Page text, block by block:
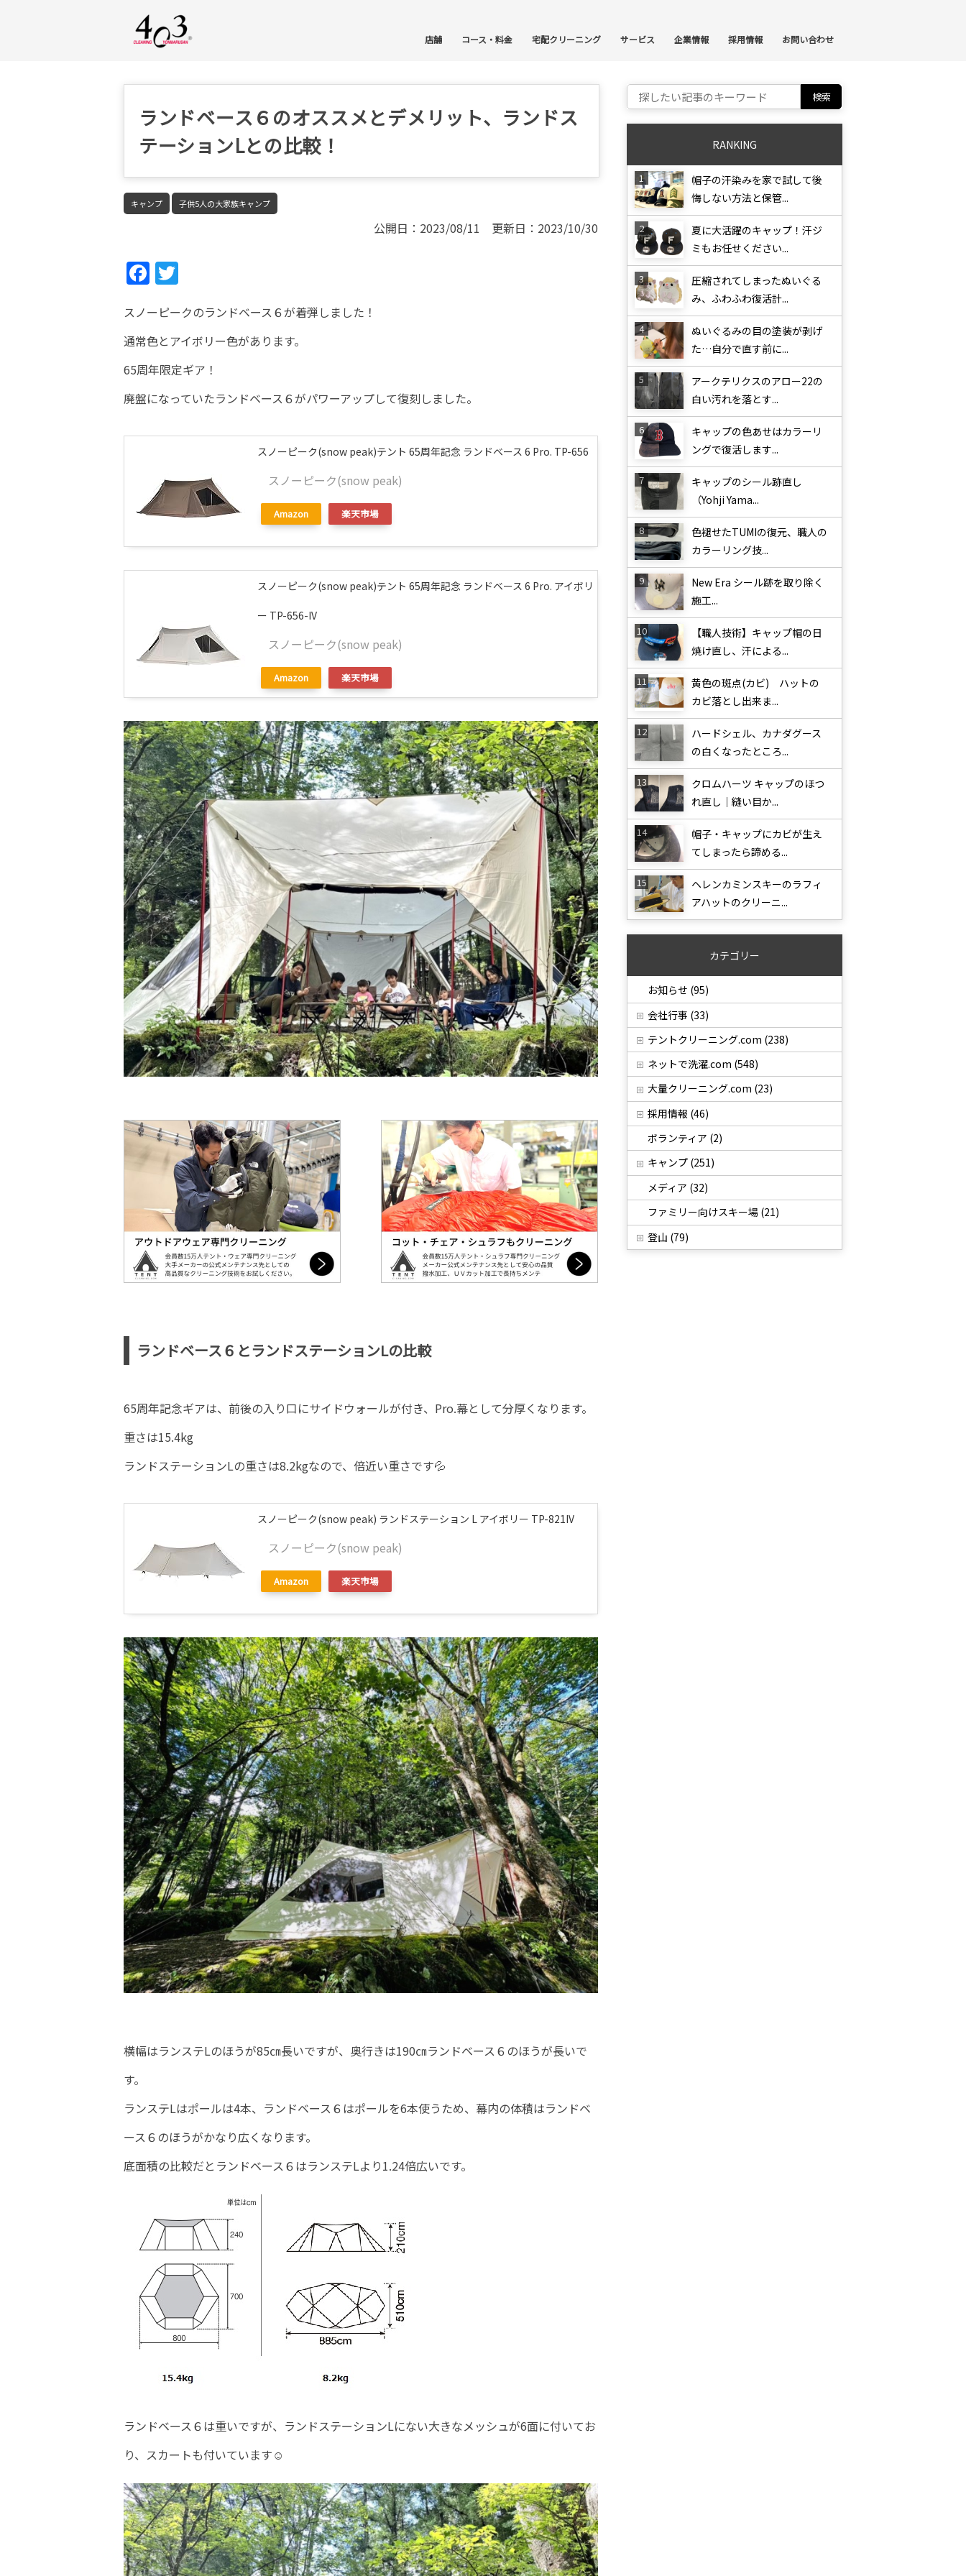
店舗 コース・料金 宅配クリーニング サービス 企業情報 採用情報 お問い合わせ
ランドベース６のオススメとデメリット、ランドス
テーションLとの比較！
キャンプ 子供5人の大家族キャンプ
公開日：2023/08/11 更新日：2023/10/30
Fac
ok
スノーピークのランドベース６が着弾しました！
通常色とアイボリー色があります。
65周年限定ギア！
廃盤になっていたランドベース６がパワーアップして復刻しました。
スノーピーク(snow peak)テント 65周年記念 ランドベース 6 Pro. TP-656
スノーピーク(snow peak)
Amazon 楽天市場
スノーピーク(snow peak)テント 65周年記念 ランドベース 6 Pro. アイボリ
ー TP-656-IV
スノーピーク(snow peak)
Amazon 楽天市場
ランドベース６とランドステーションLの比較
65周年記念ギアは、前後の入り口にサイドウォールが付き、Pro.幕として分厚くなります。
重さは15.4kg
ランドステーションLの重さは8.2kgなので、倍近い重さです💦
スノーピーク(snow peak) ランドステーション L アイボリー TP-821IV
スノーピーク(snow peak)
Amazon 楽天市場
横幅はランステLのほうが85㎝長いですが、奥行きは190㎝ランドベース６のほうが長いで
す。
ランステLはポールは4本、ランドベース６はポールを6本使うため、幕内の体積はランドベ
ース６のほうがかなり広くなります。
底面積の比較だとランドベース６はランステLより1.24倍広いです。
ランドベース６は重いですが、ランドステーションLにない大きなメッシュが6面に付いてお
り、スカートも付いています☺
Search for:
RANKING
帽子の汗染みを家で試して後
悔しない方法と保管...
夏に大活躍のキャップ！汗ジ
ミもお任せください...
圧縮されてしまったぬいぐる
み、ふわふわ復活計...
ぬいぐるみの目の塗装が剥げ
た…自分で直す前に...
アークテリクスのアロー22の
白い汚れを落とす...
キャップの色あせはカラーリ
ングで復活します...
キャップのシール跡直し
（Yohji Yama...
色褪せたTUMIの復元、職人の
カラーリング技...
New Era シール跡を取り除く
施工...
【職人技術】キャップ帽の日
焼け直し、汗による...
黄色の斑点(カビ) ハットの
カビ落とし出来ま...
ハードシェル、カナダグース
の白くなったところ...
クロムハーツ キャップのほつ
れ直し｜縫い目か...
帽子・キャップにカビが生え
てしまったら諦める...
ヘレンカミンスキーのラフィ
アハットのクリーニ...
カテゴリー
お知らせ (95)
会社行事 (33)
テントクリーニング.com (238)
ネットで洗濯.com (548)
大量クリーニング.com (23)
採用情報 (46)
ボランティア (2)
キャンプ (251)
メディア (32)
ファミリー向けスキー場 (21)
登山 (79)